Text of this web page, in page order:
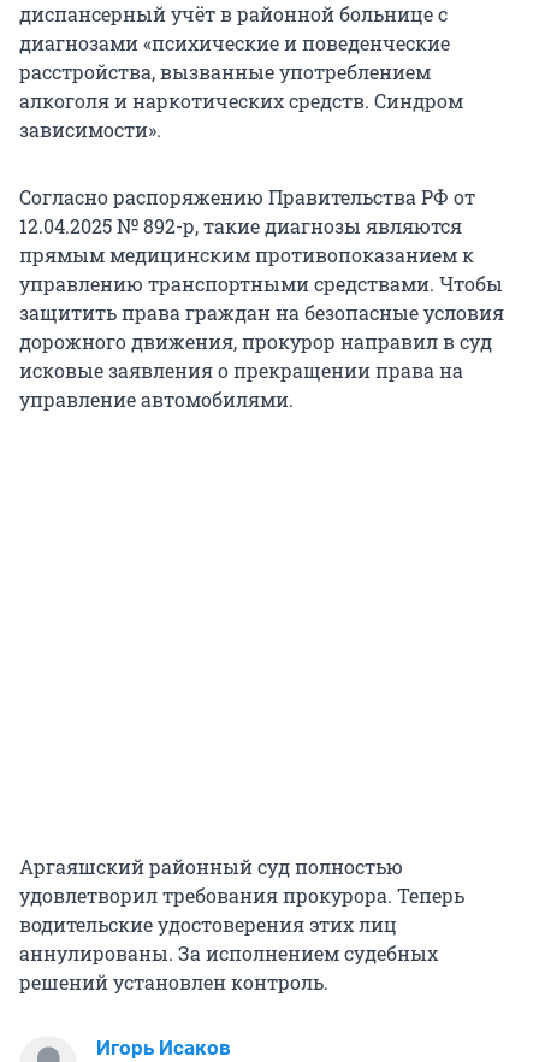
диспансерный учёт в районной больнице с
диагнозами «психические и поведенческие
расстройства, вызванные употреблением
алкоголя и наркотических средств. Синдром
зависимости».
Согласно распоряжению Правительства РФ от
12.04.2025 № 892-р, такие диагнозы являются
прямым медицинским противопоказанием к
управлению транспортными средствами. Чтобы
защитить права граждан на безопасные условия
дорожного движения, прокурор направил в суд
исковые заявления о прекращении права на
управление автомобилями.
Аргаяшский районный суд полностью
удовлетворил требования прокурора. Теперь
водительские удостоверения этих лиц
аннулированы. За исполнением судебных
решений установлен контроль.
Игорь Исаков